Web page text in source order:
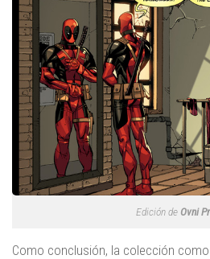
Edición de Ovni
Como conclusión, la colección